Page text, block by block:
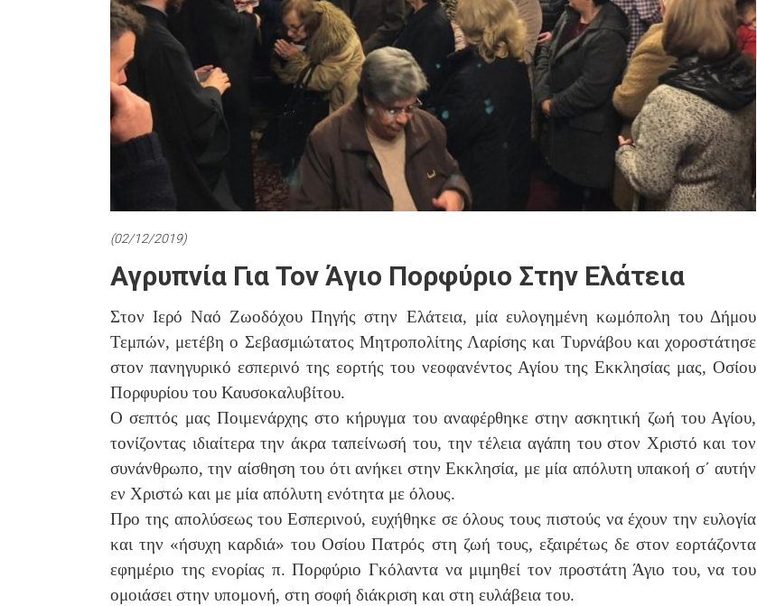
(02/12/2019)
Αγρυπνία Για Τον Άγιο Πορφύριο Στην Ελάτεια
Στον Ιερό Ναό Ζωοδόχου Πηγής στην Ελάτεια, μία ευλογημένη κωμόπολη του Δήμου
Τεμπών, μετέβη ο Σεβασμιώτατος Μητροπολίτης Λαρίσης και Τυρνάβου και χοροστάτησε
στον πανηγυρικό εσπερινό της εορτής του νεοφανέντος Αγίου της Εκκλησίας μας, Οσίου
Πορφυρίου του Καυσοκαλυβίτου.
Ο σεπτός μας Ποιμενάρχης στο κήρυγμα του αναφέρθηκε στην ασκητική ζωή του Αγίου,
τονίζοντας ιδιαίτερα την άκρα ταπείνωσή του, την τέλεια αγάπη του στον Χριστό και τον
συνάνθρωπο, την αίσθηση του ότι ανήκει στην Εκκλησία, με μία απόλυτη υπακοή σ΄ αυτήν
εν Χριστώ και με μία απόλυτη ενότητα με όλους.
Προ της απολύσεως του Εσπερινού, ευχήθηκε σε όλους τους πιστούς να έχουν την ευλογία
και την «ήσυχη καρδιά» του Οσίου Πατρός στη ζωή τους, εξαιρέτως δε στον εορτάζοντα
εφημέριο της ενορίας π. Πορφύριο Γκόλαντα να μιμηθεί τον προστάτη Άγιο του, να του
ομοιάσει στην υπομονή, στη σοφή διάκριση και στη ευλάβεια του.